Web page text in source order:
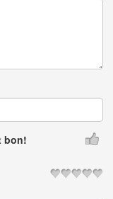
bon!